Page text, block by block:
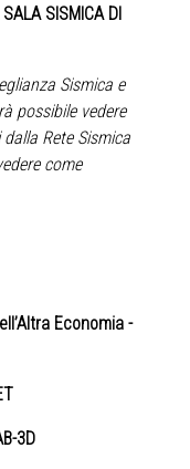
SALA SISMICA DI
Sismica e
possibile vedere
Rete Sismica
come
Economia -
3D